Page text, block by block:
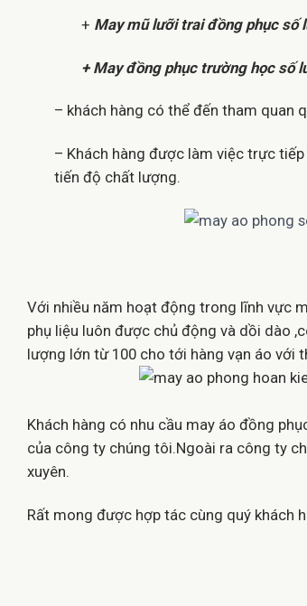
+ May mũ lưỡi trai đồng phục số
+ May đồng phục trường học số
– khách hàng có thể đến tham quan
– Khách hàng được làm việc trực
tiến độ chất lượng.
Với nhiều năm hoạt động trong lĩnh vực
phụ liệu luôn được chủ động và dồi dào
lượng lớn từ 100 cho tới hàng vạn áo với
Khách hàng có nhu cầu may áo đồng
của công ty chúng tôi.Ngoài ra công ty
xuyên.
Rất mong được hợp tác cùng quý khách